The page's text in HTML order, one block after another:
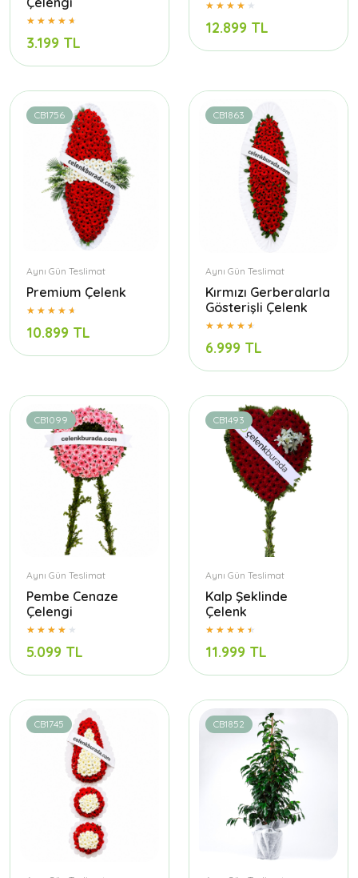
3.199 TL
12.899 TL
CB1756
Aynı Gün Teslimat
Premium Çelenk
10.899 TL
CB1863
Aynı Gün Teslimat
Kırmızı Gerberalarla
Gösterişli Çelenk
6.999 TL
CB1099
Aynı Gün Teslimat
Pembe Cenaze
Çelengi
5.099 TL
CB1493
Aynı Gün Teslimat
Kalp Şeklinde
Çelenk
11.999 TL
CB1745 CB1852